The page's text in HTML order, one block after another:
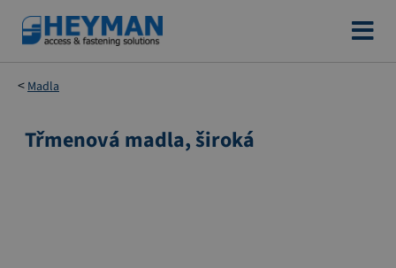
Přejít
na
obsah
Madla
Přeskočit
Třmenová madla, široká